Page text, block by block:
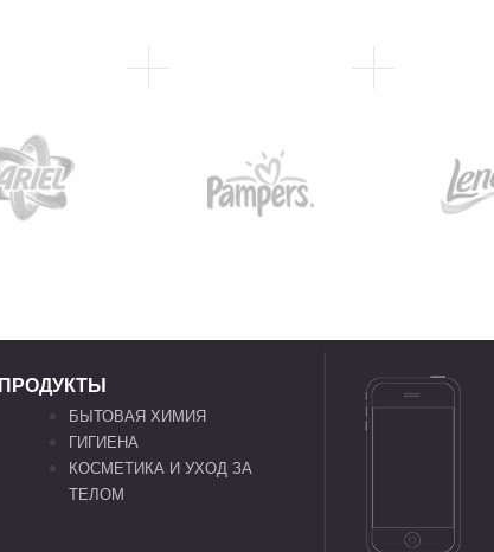
ПРОДУКТЫ
БЫТОВАЯ ХИМИЯ
ГИГИЕНА
КОСМЕТИКА И УХОД ЗА
ТЕЛОМ